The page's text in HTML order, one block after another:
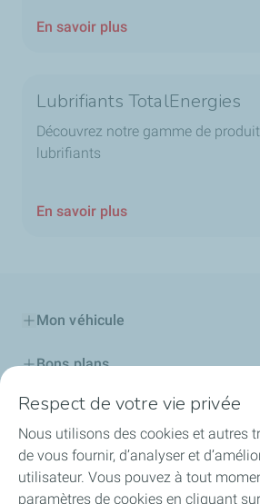
En savoir plus
Lubrifiants TotalEnergies
Découvrez notre gamme de
lubrifiants
En savoir plus
Mon véhicule
Bons plans
Mes stations
Nos cartes
Professionnels
Respect de votre vie privée
Nous utilisons des cookies et autres
de vous fournir, d’analyser et
utilisateur. Vous pouvez à tout
paramètres de cookies en cliquant